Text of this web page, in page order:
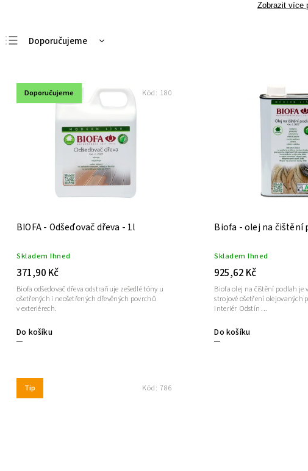
Zobrazit více
Doporučujeme
Nejdražší
Nejprodávanější
Abecedně
Doporučujeme
BIOFA - Odšeďovač dřeva - 1l
Skladem Ihned
371,90 Kč
Do košíku
Biofa odšeďovač dřeva odstraňuje zešedlé tóny u
ošetřených i neošetřených dřevěných povrchů
v exteriérech.
Kód: 180
Biofa - olej na čištění
Skladem Ihned
925,62 Kč
Do košíku
Biofa olej na čištění podlah je
strojové ošetření olejovaných
Interiér Odstín ...
Tip Kód:786